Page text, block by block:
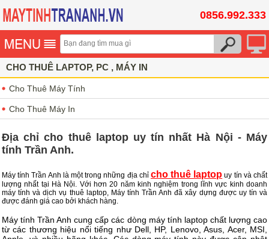
0856.992.333
CHO THUÊ LAPTOP, PC , MÁY IN
Cho Thuê Máy Tính
Cho Thuê Máy In
Địa chỉ cho thuê laptop uy tín nhất Hà Nội - Máy
tính Trần Anh.
Máy tính Trần Anh là một trong những địa chỉ cho thuê laptop uy tín và chất
lượng nhất tại Hà Nội. Với hơn 20 năm kinh nghiệm trong lĩnh vực kinh doanh
máy tính và dịch vụ thuê laptop, Máy tính Trần Anh đã xây dựng được uy tín và
được đánh giá cao bởi khách hàng.
Máy tính Trần Anh cung cấp các dòng máy tính laptop chất lượng cao
từ các thương hiệu nổi tiếng như Dell, HP, Lenovo, Asus, Acer, MSI,